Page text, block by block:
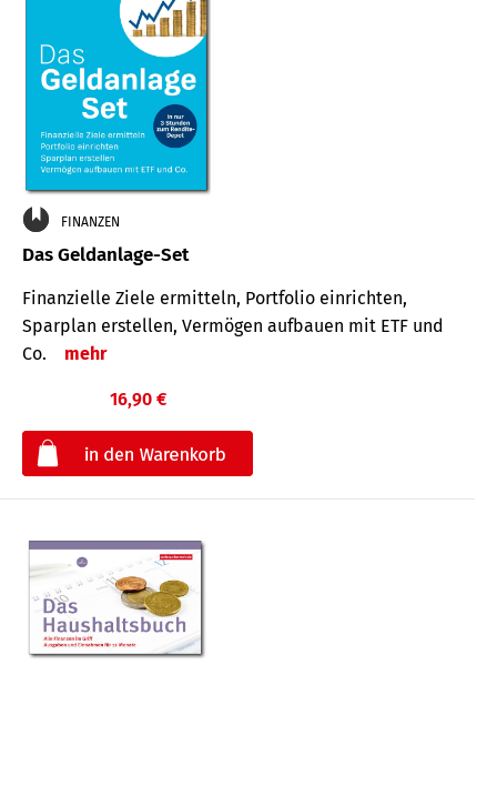
FINANZEN
Das Geldanlage-Set
Finanzielle Ziele ermitteln, Portfolio einrichten,
Sparplan erstellen, Vermögen aufbauen mit ETF und
Co.
mehr
16,90 €